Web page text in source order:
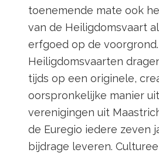
toenemende mate ook
van de Heiligdomsvaart
erfgoed op de
Heiligdomsvaarten
tijds op een originele,
oorspronkelijke manier
verenigingen uit
de Euregio iedere zeven
bijdrage leveren.